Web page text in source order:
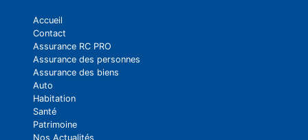
Accueil
Contact
Assurance RC PRO
Assurance des personnes
Assurance des biens
Auto
Habitation
Santé
Patrimoine
Nos Actualités